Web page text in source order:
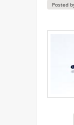
Posted